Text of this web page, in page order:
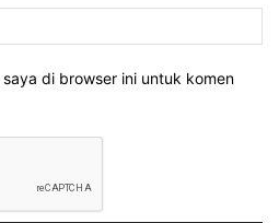
di browser ini untuk komen